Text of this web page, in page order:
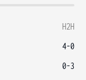
H2H
4-0
0-3